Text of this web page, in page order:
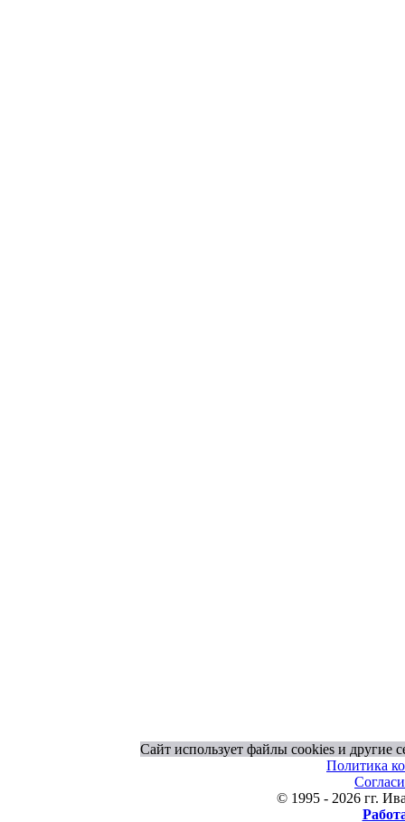
Сайт использует файлы cookies и другие
Политика
© 1995 - 2026 гг.